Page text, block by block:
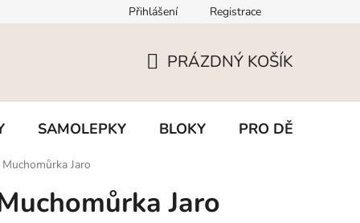
Přihlášení Registrace
KOŠÍK
PRÁZDNÝ KOŠÍK
SAMOLEPKY BLOKY PRO DĚTI
Jaro
Jaro